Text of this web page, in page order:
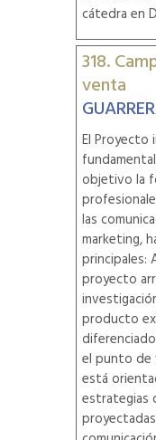
cátedra en
318.
venta
El Proyecto
objetivo la
las
marketing,
principales:
proyecto
producto
el punto de
está
estrategias